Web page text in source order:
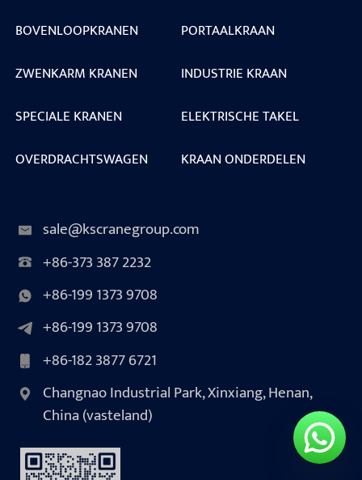
BOVENLOOPKRANEN
PORTAALKRAAN
ZWENKARM KRANEN
INDUSTRIE KRAAN
SPECIALE KRANEN
ELEKTRISCHE TAKEL
OVERDRACHTSWAGEN
KRAAN ONDERDELEN
sale@kscranegroup.com
+86-373 387 2232
+86-199 1373 9708
+86-199 1373 9708
+86-182 3877 6721
Changnao Industrial Park, Xinxiang, Henan,
China (vasteland)